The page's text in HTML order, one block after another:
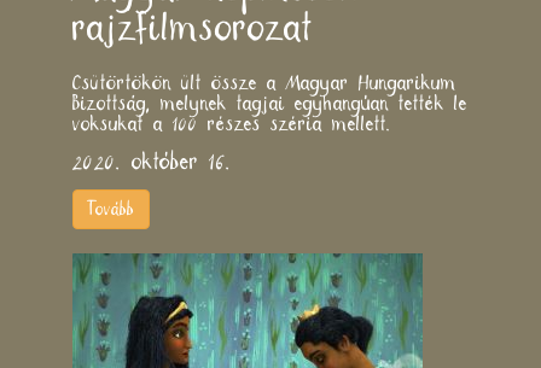
rajzfilmsorozat
Csütörtökön ült össze a Magyar Hungarikum
Bizottság, melynek tagjai egyhangúan tették le
voksukat a 100 részes széria mellett.
2020. október 16.
Tovább